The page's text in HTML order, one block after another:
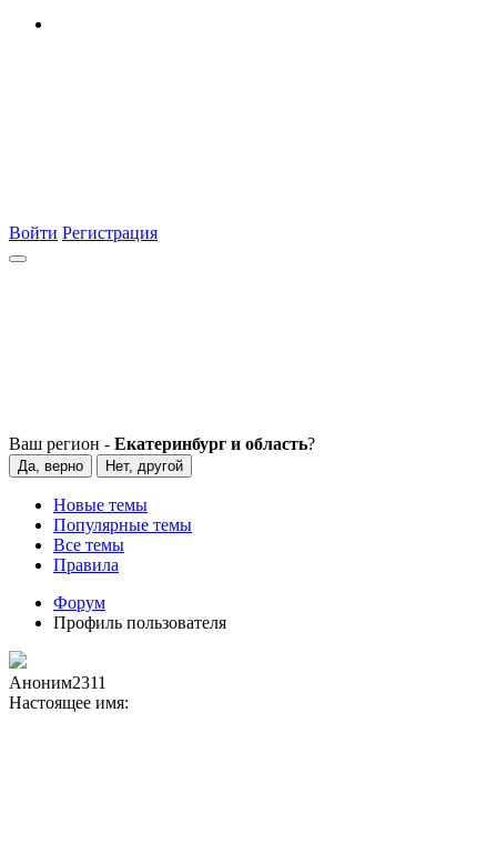
Войти Регистрация
Ваш регион - Екатеринбург и область?
Да, верно Нет, другой
Новые темы
Популярные темы
Все темы
Правила
Форум
Профиль пользователя
Аноним2311
Настоящее имя: